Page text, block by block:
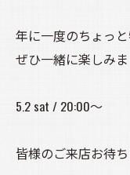
年に一度のちょっと
ぜひ一緒に楽しみ
5.2 sat / 20:00〜
皆様のご来店お待